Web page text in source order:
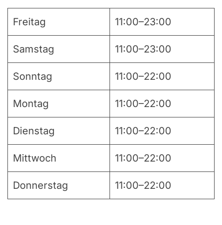
Freitag 11:00–23:00
Samstag 11:00–23:00
Sonntag 11:00–22:00
Montag 11:00–22:00
Dienstag 11:00–22:00
Mittwoch 11:00–22:00
Donnerstag 11:00–22:00